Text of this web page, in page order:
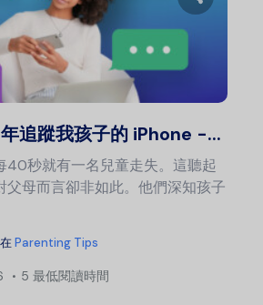
追蹤我孩子的 iPhone -...
40秒就有一名兒童走失。這聽起
父母而言卻非如此。他們深知孩子
在Parenting Tips
5 最低閱讀時間